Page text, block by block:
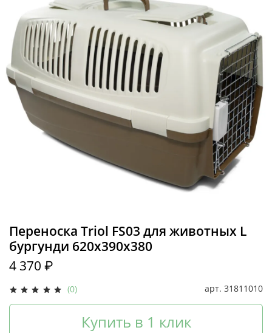
(0) арт. 31811010
Переноска Triol FS03 для животных L
бургунди 620х390х380
4 370 ₽
Купить в 1 клик